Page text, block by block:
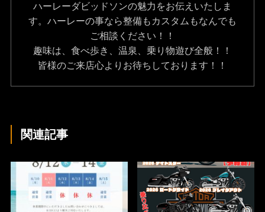
ハーレーダビッドソンの魅力をお伝えいたしま
す。ハーレーの事なら整備もカスタムもなんでも
ご相談ください！！
趣味は、食べ歩き、温泉、乗り物遊び全般！！
皆様のご来店心よりお待ちしております！！
関連記事